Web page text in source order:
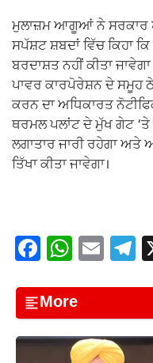
ਮੁਲਾਜ਼ਮ ਆਗੂਆਂ ਨੇ ਸਰਕਾਰ
ਸਪੱਸ਼ਟ ਸ਼ਬਦਾਂ ਵਿੱਚ ਕਿਹਾ
ਬਰਦਾਸ਼ਤ ਨਹੀਂ ਕੀਤਾ
ਪਾਵਰ ਕਾਰਪੋਰੇਸ਼ਨ ਦੇ ਸਮੂਹ
ਕਰਨ ਦਾ ਅਧਿਕਾਰਤ
ਥਰਮਲ ਪਲਾਂਟ ਦੇ ਮੁੱਖ ਗੇਟ ‘ਤੇ
ਲਗਾਤਾਰ ਜਾਰੀ ਰਹੇਗਾ ਅਤੇ
ਤਿੱਖਾ ਕੀਤਾ ਜਾਵੇਗਾ।
F
c
e
b
W
at
s
A
E
ail
T
e
a
More